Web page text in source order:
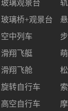
玻璃观景台
玻璃桥+观景台
空中列车
滑翔飞艇
滑翔飞舱
旋转自行车
高空自行车